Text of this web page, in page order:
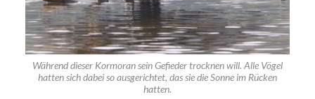
Während dieser Kormoran sein Gefieder trocknen will. Alle Vögel
hatten sich dabei so ausgerichtet, das sie die Sonne im Rücken
hatten.